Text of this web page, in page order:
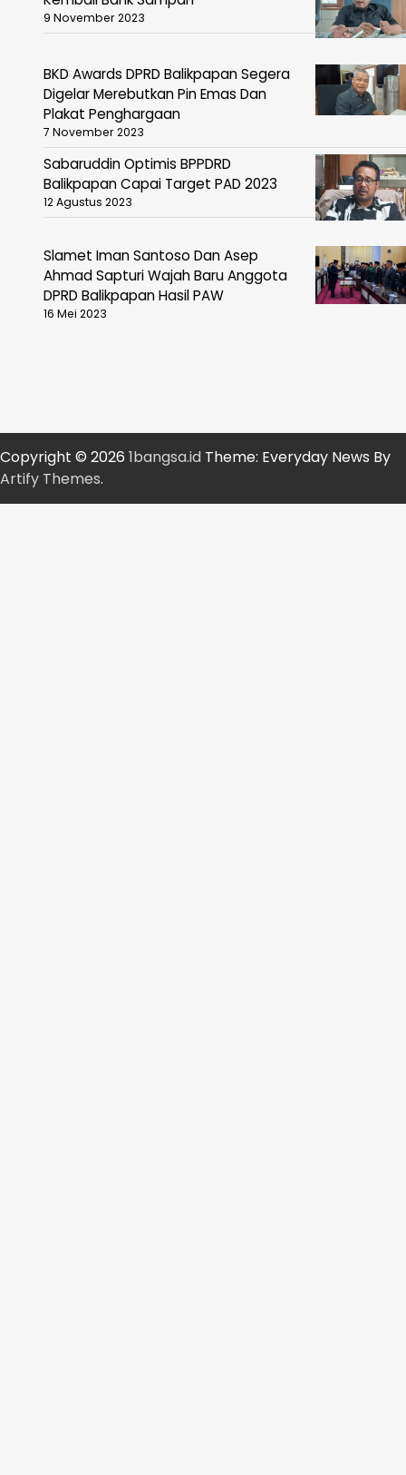
9 November 2023
BKD Awards DPRD Balikpapan Segera
Digelar Merebutkan Pin Emas Dan
Plakat Penghargaan
7 November 2023
Sabaruddin Optimis BPPDRD
Balikpapan Capai Target PAD 2023
12 Agustus 2023
Slamet Iman Santoso Dan Asep
Ahmad Sapturi Wajah Baru Anggota
DPRD Balikpapan Hasil PAW
16 Mei 2023
Copyright © 2026 1bangsa.id Theme: Everyday News By
Artify Themes.